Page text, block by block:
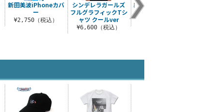
新田美波iPhoneカバ
ー
¥2,750（税込）
シンデレラガールズ
フルグラフィックTシ
ャツ クールver
¥6,600（税込）
輿水幸子iPhoneカバ